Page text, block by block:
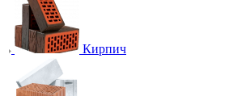
Кирпич